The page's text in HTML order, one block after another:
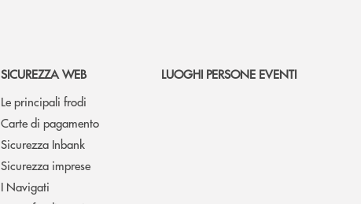
SICUREZZA WEB
Le principali frodi
Carte di pagamento
Sicurezza Inbank
Sicurezza imprese
I Navigati
LUOGHI PERSONE EVENTI